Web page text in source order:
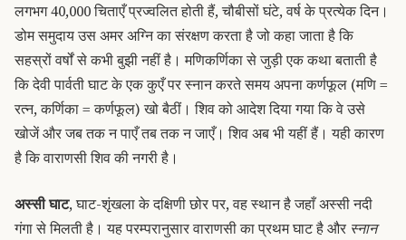
लगभग 40,000 चिताएँ प्रज्वलित होती हैं, चौबीसों घंटे, वर्ष के प्रत्येक दिन।
डोम समुदाय उस अमर अग्नि का संरक्षण करता है जो कहा जाता है कि
सहस्रों वर्षों से कभी बुझी नहीं है। मणिकर्णिका से जुड़ी एक कथा बताती है
कि देवी पार्वती घाट के एक कुएँ पर स्नान करते समय अपना कर्णफूल (मणि =
रत्न, कर्णिका = कर्णफूल) खो बैठीं। शिव को आदेश दिया गया कि वे उसे
खोजें और जब तक न पाएँ तब तक न जाएँ। शिव अब भी यहीं हैं। यही कारण
है कि वाराणसी शिव की नगरी है।
अस्सी घाट, घाट-शृंखला के दक्षिणी छोर पर, वह स्थान है जहाँ अस्सी नदी
गंगा से मिलती है। यह परम्परानुसार वाराणसी का प्रथम घाट है और स्नान